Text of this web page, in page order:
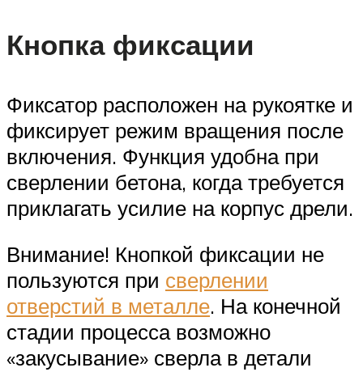
Кнопка фиксации
Фиксатор расположен на рукоятке и
фиксирует режим вращения после
включения. Функция удобна при
сверлении бетона, когда требуется
приклагать усилие на корпус дрели.
Внимание! Кнопкой фиксации не
пользуются при сверлении
отверстий в металле. На конечной
стадии процесса возможно
«закусывание» сверла в детали